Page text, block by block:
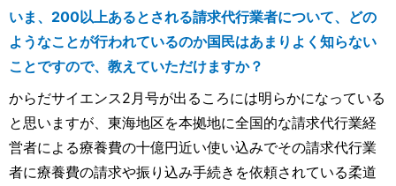
いま、200以上あるとされる請求代行業者について、どの
ようなことが行われているのか国民はあまりよく知らない
ことですので、教えていただけますか？
からだサイエンス2月号が出るころには明らかになっている
と思いますが、東海地区を本拠地に全国的な請求代行業経
営者による療養費の十億円近い使い込みでその請求代行業
者に療養費の請求や振り込み手続きを依頼されている柔道